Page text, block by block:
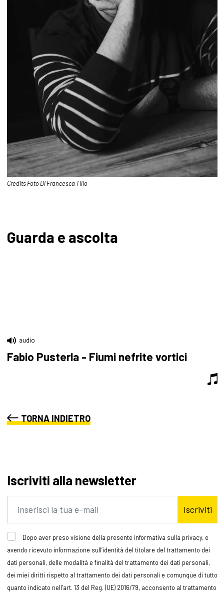
Credits Foto Di Francesca Tilio
Guarda e ascolta
audio
Fabio Pusterla - Fiumi nefrite vortici
TORNA INDIETRO
Iscriviti alla newsletter
Iscriviti
Dopo aver preso visione della presente informativa sulla privacy, e
avendo ricevuto informazione sull’identità del titolare del trattamento dei
dati personali, delle modalità e finalità del trattamento dei dati personali,
dei miei diritti rispetto al trattamento dei dati personali e comunque di tutto
quanto indicato nell’art. 13 del Reg. (UE) 2016/79, acconsento al trattamento